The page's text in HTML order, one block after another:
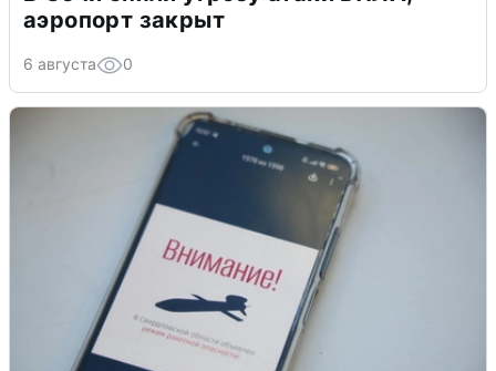
аэропорт закрыт
6 августа 0